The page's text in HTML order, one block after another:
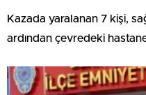
Kazada yaralanan 7 kişi,
ardından çevredeki